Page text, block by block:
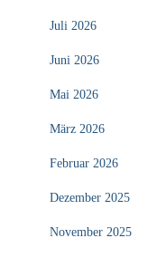
Juli 2026
Juni 2026
Mai 2026
März 2026
Februar 2026
Dezember 2025
November 2025